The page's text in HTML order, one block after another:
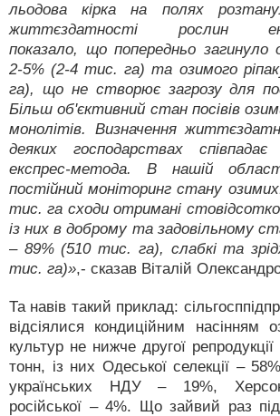
льодова кірка на полях
життєздатності рослин
показало, що попередньо загинуло
2-5% (2-4 тис. га) та озимого
га), що не створює загрозу для
Більш об'єктивний стан посівів
монолітів. Визначення
деяких господарствах
експрес-метода. В нашій
постійний моніторинг стану
тис. га сходи отримані
із них в доброму та задовільному
– 89% (510 тис. га), слабкі та
тис. га)»,- сказав Віталій
Та навів такий приклад:
відсіялися кондиційним насінням
культур не нижче другої
тонн, із них Одеської селекції –
українських НДУ – 19%,
російської – 4%. Що зайвий раз